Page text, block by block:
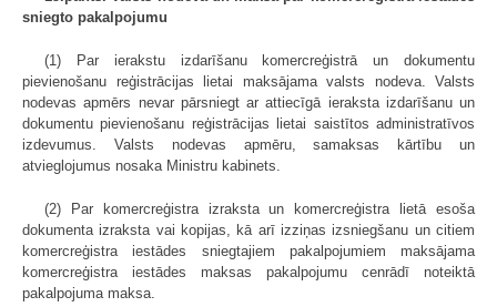
sniegto pakalpojumu
(1) Par ierakstu izdarīšanu komercreģistrā un dokumentu
pievienošanu reģistrācijas lietai maksājama valsts nodeva. Valsts
nodevas apmērs nevar pārsniegt ar attiecīgā ieraksta izdarīšanu un
dokumentu pievienošanu reģistrācijas lietai saistītos administratīvos
izdevumus. Valsts nodevas apmēru, samaksas kārtību un
atvieglojumus nosaka Ministru kabinets.
(2) Par komercreģistra izraksta un komercreģistra lietā esoša
dokumenta izraksta vai kopijas, kā arī izziņas izsniegšanu un citiem
komercreģistra iestādes sniegtajiem pakalpojumiem maksājama
komercreģistra iestādes maksas pakalpojumu cenrādī noteiktā
pakalpojuma maksa.